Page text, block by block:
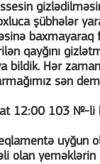
şübhələr
baxmayaraq
qayğını
bildik. Hər
sən
12:00 103 №-li
uyğun
olan